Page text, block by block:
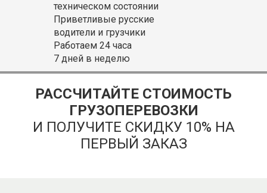
техническом состоянии
Приветливые русские
водители и грузчики
Работаем 24 часа
7 дней в неделю
РАССЧИТАЙТЕ СТОИМОСТЬ
ГРУЗОПЕРЕВОЗКИ
И ПОЛУЧИТЕ СКИДКУ 10% НА
ПЕРВЫЙ ЗАКАЗ